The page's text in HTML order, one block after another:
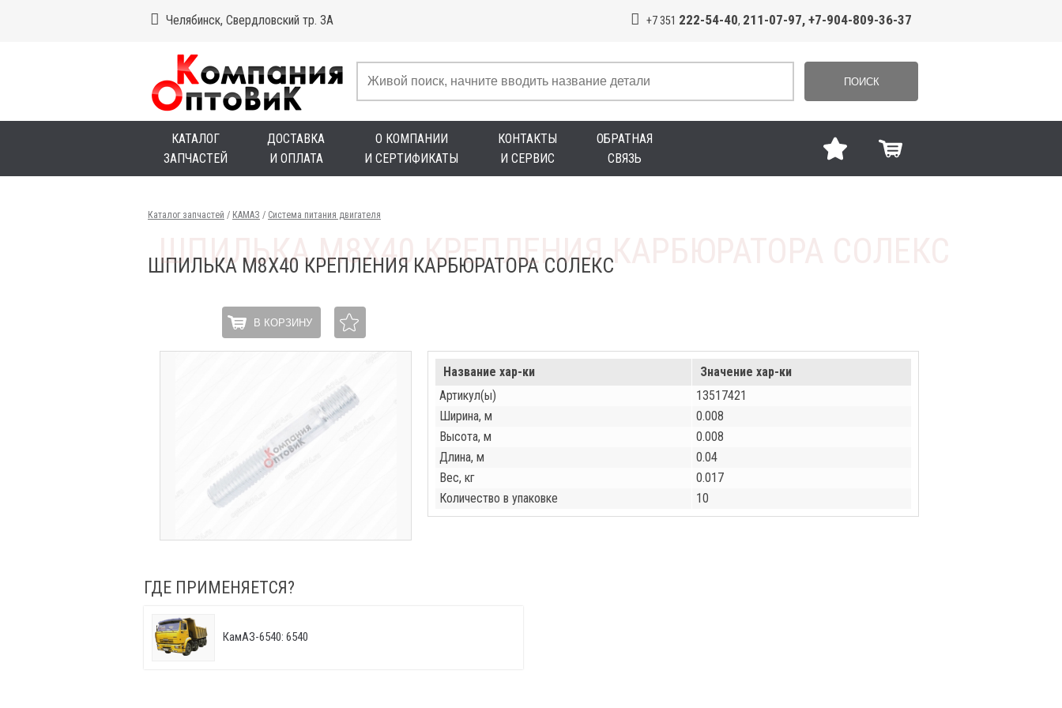
Челябинск, Свердловский тр. 3А +7 351 222-54-40, 211-07-97, +7-904-809-36-37
ПОИСК
КАТАЛОГ
ЗАПЧАСТЕЙ
ДОСТАВКА
И ОПЛАТА
О КОМПАНИИ
И СЕРТИФИКАТЫ
КОНТАКТЫ
И СЕРВИС
ОБРАТНАЯ
СВЯЗЬ
Каталог запчастей / КАМАЗ / Система питания двигателя
ШПИЛЬКА М8Х40 КРЕПЛЕНИЯ КАРБЮРАТОРА СОЛЕКС
В КОРЗИНУ
Название хар-ки
Значение хар-ки
Артикул(ы)
13517421
Ширина, м
0.008
Высота, м
0.008
Длина, м
0.04
Вес, кг
0.017
Количество в упаковке
10
ГДЕ ПРИМЕНЯЕТСЯ?
КамАЗ-6540: 6540